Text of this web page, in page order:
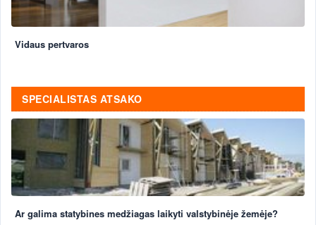
Vidaus pertvaros
SPECIALISTAS ATSAKO
Ar galima statybines medžiagas laikyti valstybinėje žemėje?